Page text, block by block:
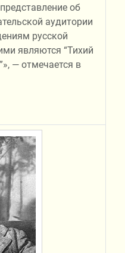
об
аудитории
русской
являются “Тихий
— отмечается в